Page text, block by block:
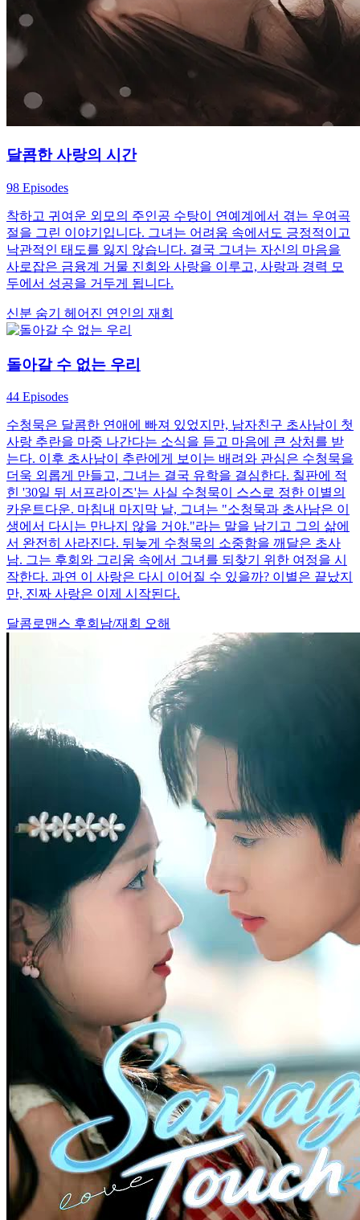
달콤한 사랑의 시간
98 Episodes
착하고 귀여운 외모의 주인공 수탕이 연예계에서 겪는 우여곡
절을 그린 이야기입니다. 그녀는 어려움 속에서도 긍정적이고
낙관적인 태도를 잃지 않습니다. 결국 그녀는 자신의 마음을
사로잡은 금융계 거물 진회와 사랑을 이루고, 사랑과 경력 모
두에서 성공을 거두게 됩니다.
신분 숨기 헤어진 연인의 재회
돌아갈 수 없는 우리
44 Episodes
수청묵은 달콤한 연애에 빠져 있었지만, 남자친구 초사남이 첫
사랑 추란을 마중 나간다는 소식을 듣고 마음에 큰 상처를 받
는다. 이후 초사남이 추란에게 보이는 배려와 관심은 수청묵을
더욱 외롭게 만들고, 그녀는 결국 유학을 결심한다. 칠판에 적
힌 '30일 뒤 서프라이즈'는 사실 수청묵이 스스로 정한 이별의
카운트다운. 마침내 마지막 날, 그녀는 "소청묵과 초사남은 이
생에서 다시는 만나지 않을 거야."라는 말을 남기고 그의 삶에
서 완전히 사라진다. 뒤늦게 수청묵의 소중함을 깨달은 초사
남. 그는 후회와 그리움 속에서 그녀를 되찾기 위한 여정을 시
작한다. 과연 이 사랑은 다시 이어질 수 있을까? 이별은 끝났지
만, 진짜 사랑은 이제 시작된다.
달콤로맨스 후회남/재회 오해